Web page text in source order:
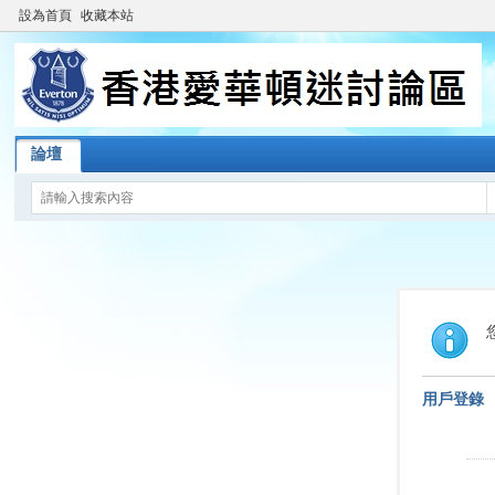
設為首頁 收藏本站
論壇
用戶登錄